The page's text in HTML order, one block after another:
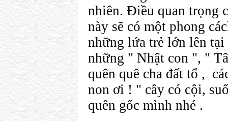
nhiên. Điều quan trọng
này sẽ có một phong
những lứa trẻ lớn lên tại
những " Nhật con ", "
quên quê cha đất tổ ,
non ơi ! " cây có cội,
quên gốc mình nhé .